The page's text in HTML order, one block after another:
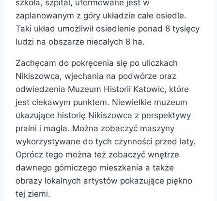
szkoła, szpital, uformowane jest w
zaplanowanym z góry układzie całe osiedle.
Taki układ umożliwił osiedlenie ponad 8 tysięcy
ludzi na obszarze niecałych 8 ha.
Zachęcam do pokręcenia się po uliczkach
Nikiszowca, wjechania na podwórze oraz
odwiedzenia Muzeum Historii Katowic, które
jest ciekawym punktem. Niewielkie muzeum
ukazujące historię Nikiszowca z perspektywy
pralni i magla. Można zobaczyć maszyny
wykorzystywane do tych czynności przed laty.
Oprócz tego można też zobaczyć wnętrze
dawnego górniczego mieszkania a także
obrazy lokalnych artystów pokazujące piękno
tej ziemi.